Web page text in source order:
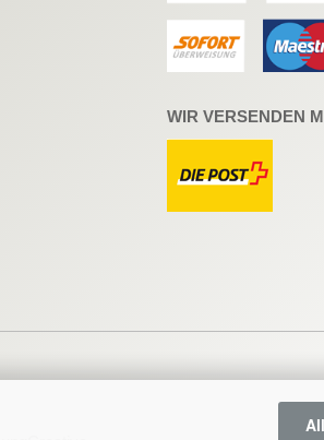
WIR VERSENDEN